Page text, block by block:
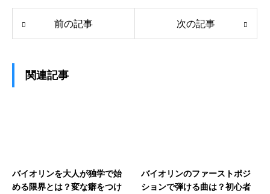
前の記事 次の記事
関連記事
バイオリンを大人が独学で始
める限界とは？変な癖をつけ
バイオリンのファーストポジ
ションで弾ける曲は？初心者